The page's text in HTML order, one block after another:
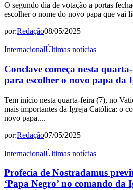
O segundo dia de votação a portas
escolher o nome do novo papa que vai
por:Redação08/05/2025
InternacionalÚltimas notícias
Conclave começa nesta
para escolher o novo papa da
Tem início nesta quarta-feira (7), no
mais importantes da Igreja Católica: o
novo papa....
por:Redação07/05/2025
InternacionalÚltimas notícias
Profecia de Nostradamus
‘Papa Negro’ no comando da